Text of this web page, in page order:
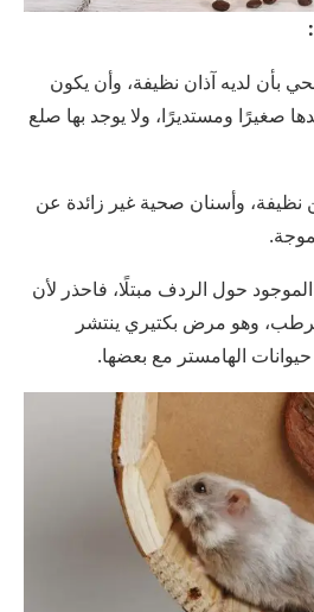
بأن لديه آذان نظيفة، وأن يكون
صغيرًا ومستديرًا، ولا يوجد بها صلع
نظيفة، وأسنان صحية غير زائدة عن
الموجود حول الردف مبتلًا، فاحذر لأن
وهو مرض بكتيري ينتشر
الهامستر مع بعضها.